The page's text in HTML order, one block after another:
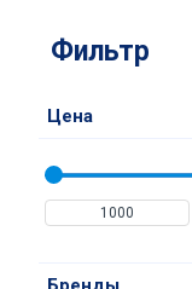
Фильтр
Цена